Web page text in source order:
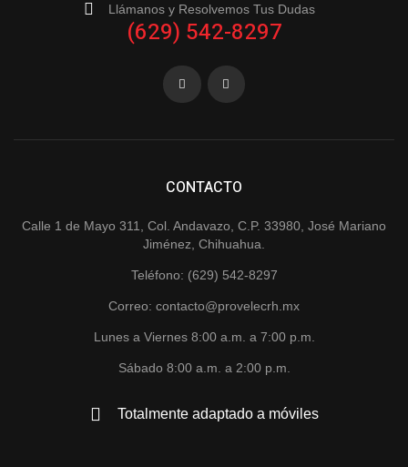
Llámanos y Resolvemos Tus Dudas
(629) 542-8297
CONTACTO
Calle 1 de Mayo 311, Col. Andavazo, C.P. 33980, José Mariano
Jiménez, Chihuahua.
Teléfono: (629) 542-8297
Correo: contacto@provelecrh.mx
Lunes a Viernes 8:00 a.m. a 7:00 p.m.
Sábado 8:00 a.m. a 2:00 p.m.
Totalmente adaptado a móviles